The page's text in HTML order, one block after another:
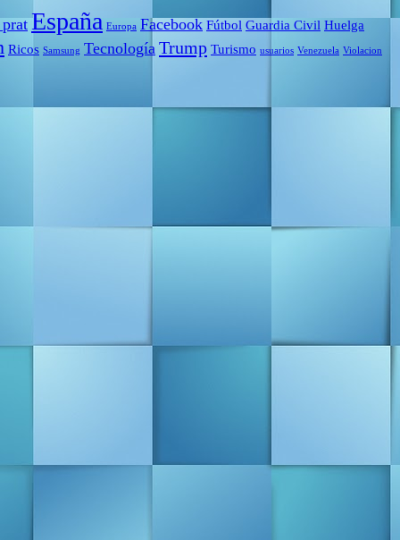
España Europa Facebook Fútbol Guardia Civil Huelga
Ricos Samsung Tecnología Trump Turismo usuarios Venezuela Violacion